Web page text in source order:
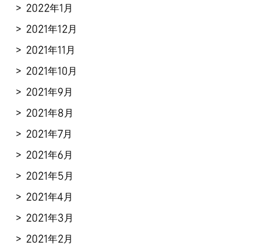
2022年1月
2021年12月
2021年11月
2021年10月
2021年9月
2021年8月
2021年7月
2021年6月
2021年5月
2021年4月
2021年3月
2021年2月